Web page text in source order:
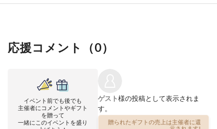
応援コメント（0）
イベント前でも後でも
主催者にコメントやギフト
を贈って
一緒にこのイベントを盛り
ゲスト様の投稿として表示されま
す。
贈られたギフトの売上は主催者に還